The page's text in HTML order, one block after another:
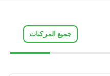
جميع المركبات